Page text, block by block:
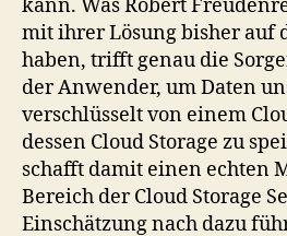
kann. Was Robert
mit ihrer Lösung bisher auf
haben, trifft genau die
der Anwender, um Daten
verschlüsselt von einem
dessen Cloud Storage zu
schafft damit einen echten
Bereich der Cloud Storage
Einschätzung nach dazu